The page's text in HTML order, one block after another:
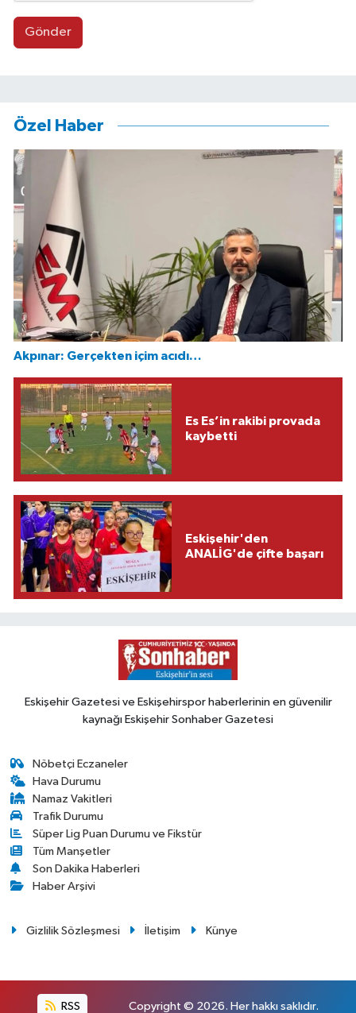
Gönder
Özel Haber
Akpınar: Gerçekten içim acıdı…
Es Es’in rakibi provada
kaybetti
Eskişehir'den
ANALİG'de çifte başarı
Eskişehir Gazetesi ve Eskişehirspor haberlerinin en güvenilir
kaynağı Eskişehir Sonhaber Gazetesi
Nöbetçi Eczaneler
Hava Durumu
Namaz Vakitleri
Trafik Durumu
Süper Lig Puan Durumu ve Fikstür
Tüm Manşetler
Son Dakika Haberleri
Haber Arşivi
Gizlilik Sözleşmesi İletişim Künye
RSS Copyright © 2026. Her hakkı saklıdır.